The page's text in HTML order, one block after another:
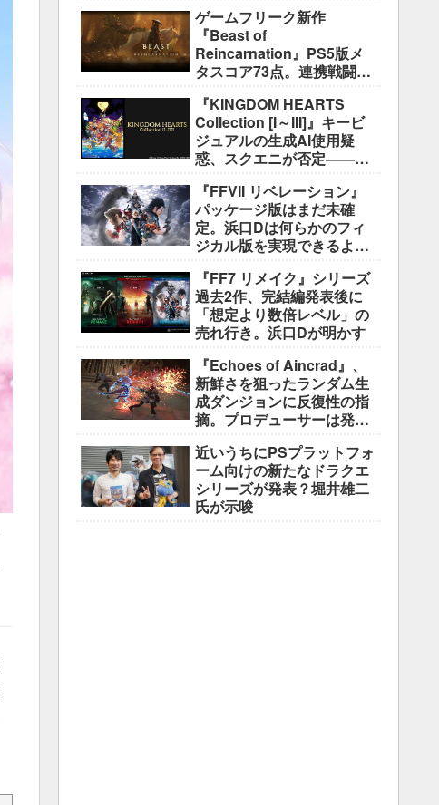
ゲームフリーク新作
『Beast of
Reincarnation』PS5版メ
タスコア73点。連携戦闘は
き”には不満
『KINGDOM HEARTS
Collection [I～III]』キービ
ジュアルの生成AI使用疑
惑、スクエニが否定――不
ス」
『FFVII リベレーション』
パッケージ版はまだ未確
定。浜口Dは何らかのフィ
ジカル版を実現できるよう
『FF7 リメイク』シリーズ
過去2作、完結編発表後に
「想定より数倍レベル」の
売れ行き。浜口Dが明かす
『Echoes of Aincrad』、
新鮮さを狙ったランダム生
成ダンジョンに反復性の指
摘。プロデューサーは発売
近いうちにPSプラットフォ
ーム向けの新たなドラクエ
シリーズが発表？堀井雄二
氏が示唆